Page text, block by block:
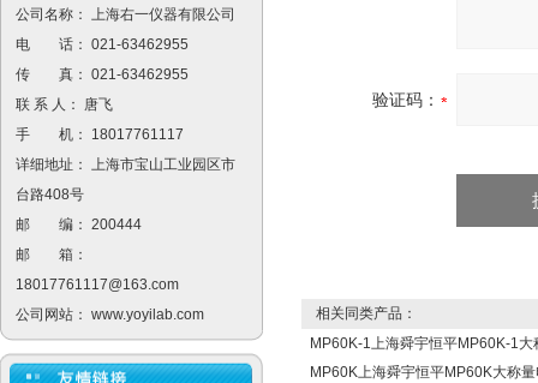
公司名称： 上海右一仪器有限公司
电 话： 021-63462955
传 真： 021-63462955
联 系 人： 唐飞
手 机： 18017761117
详细地址： 上海市宝山工业园区市
台路408号
邮 编： 200444
邮 箱：
18017761117@163.com
公司网站： www.yoyilab.com
验证码：
相关同类产品：
MP60K-1上海舜宇恒平MP60K-1
MP60K上海舜宇恒平MP60K大称